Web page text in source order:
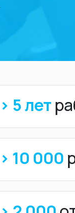
> 5 лет
> 10 000